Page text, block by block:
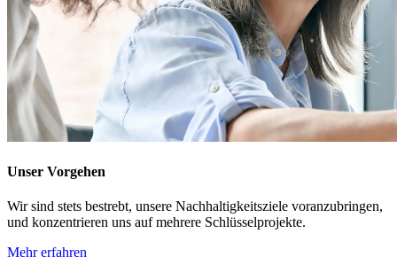
Unser Vorgehen
Wir sind stets bestrebt, unsere Nachhaltigkeitsziele voranzubringen,
und konzentrieren uns auf mehrere Schlüsselprojekte.
Mehr erfahren